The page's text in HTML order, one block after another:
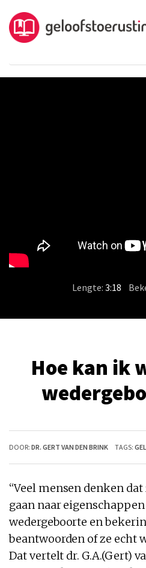
Lengte: 3:18
Hoe kan ik
DOOR: DR. GERT VAN DEN BRINK TAGS:
“Veel mensen denken
gaan naar
wedergeboorte en
beantwoorden ofze echt
Dat vertelt dr. G.A.(Gert)